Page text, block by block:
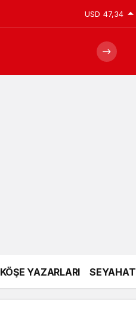
USD 47,34
KÖŞE YAZARLARI SEYAHAT